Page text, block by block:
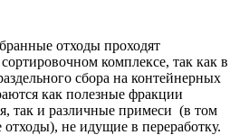
отходы проходят
комплексе, так как в
сбора на контейнерных
как полезные фракции
так и различные примеси (в том
не идущие в переработку.